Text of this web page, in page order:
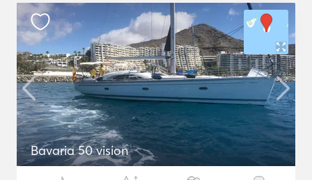
Bavaria 50 vision